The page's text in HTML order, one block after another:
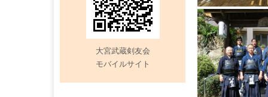
大宮武蔵剣友会
モバイルサイト